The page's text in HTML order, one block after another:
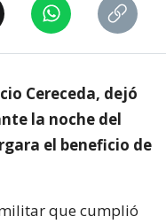
Cereceda, dejó
la noche del
el beneficio de
que cumplió